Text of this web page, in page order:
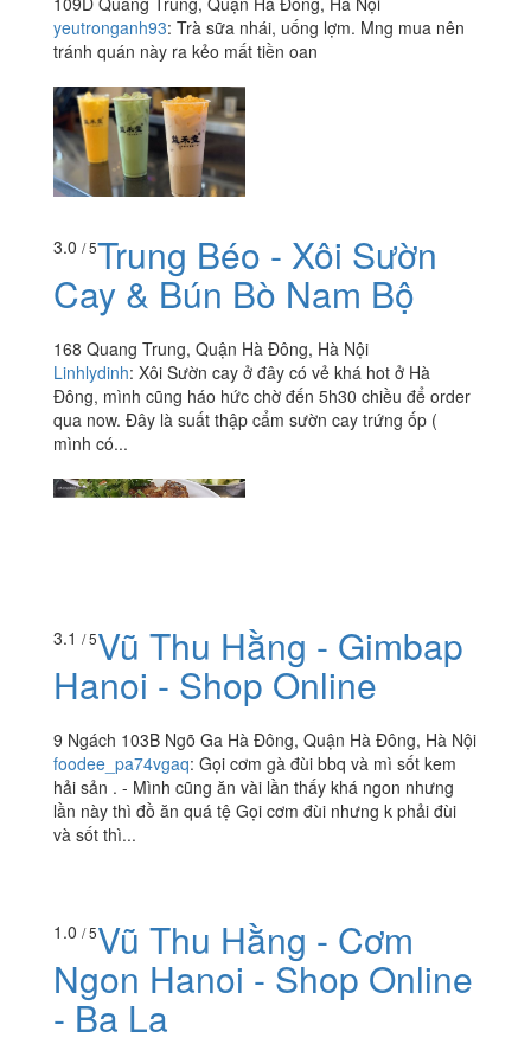
yeutronganh93: Trà sữa nhái, uống lợm. Mng mua nên
tránh quán này ra kẻo mất tiền oan
3.0 / 5Trung Béo - Xôi Sườn
Cay & Bún Bò Nam Bộ
168 Quang Trung, Quận Hà Đông, Hà Nội
Linhlydinh: Xôi Sườn cay ở đây có vẻ khá hot ở Hà
Đông, mình cũng háo hức chờ đến 5h30 chiều để order
qua now. Đây là suất thập cẩm sườn cay trứng ốp (
mình có...
3.1 / 5Vũ Thu Hằng - Gimbap
Hanoi - Shop Online
9 Ngách 103B Ngõ Ga Hà Đông, Quận Hà Đông, Hà Nội
foodee_pa74vgaq: Gọi cơm gà đùi bbq và mì sốt kem
hải sản . - Mình cũng ăn vài lần thấy khá ngon nhưng
lần này thì đồ ăn quá tệ Gọi cơm đùi nhưng k phải đùi
và sốt thì...
1.0 / 5Vũ Thu Hằng - Cơm
Ngon Hanoi - Shop Online
- Ba La